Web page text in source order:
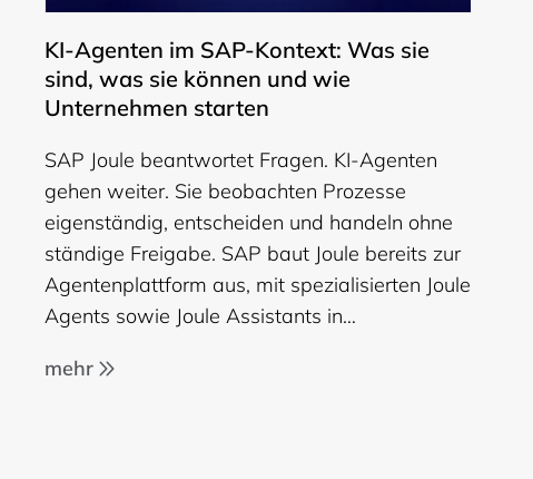
KI-Agenten im SAP-Kontext: Was sie
sind, was sie können und wie
Unternehmen starten
SAP Joule beantwortet Fragen. KI-Agenten
gehen weiter. Sie beobachten Prozesse
eigenständig, entscheiden und handeln ohne
ständige Freigabe. SAP baut Joule bereits zur
Agentenplattform aus, mit spezialisierten Joule
Agents sowie Joule Assistants in…
mehr